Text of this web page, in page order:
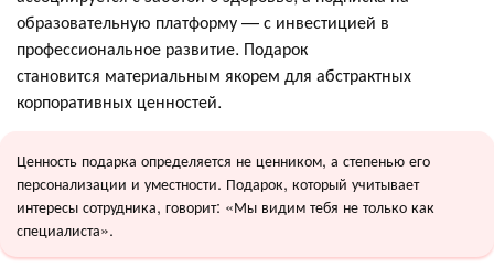
образовательную платформу — с инвестицией в
профессиональное развитие. Подарок
становится материальным якорем для абстрактных
корпоративных ценностей.
Ценность подарка определяется не ценником, а степенью его
персонализации и уместности. Подарок, который учитывает
интересы сотрудника, говорит: «Мы видим тебя не только как
специалиста».